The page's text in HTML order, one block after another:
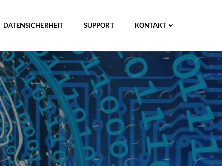
DATENSICHERHEIT SUPPORT KONTAKT